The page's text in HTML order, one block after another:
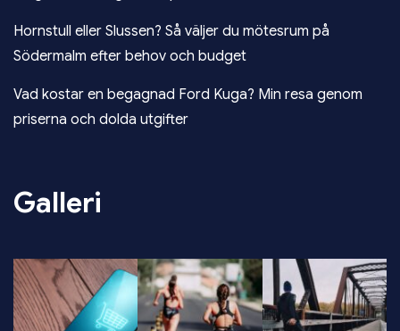
Hornstull eller Slussen? Så väljer du mötesrum på
Södermalm efter behov och budget
Vad kostar en begagnad Ford Kuga? Min resa genom
priserna och dolda utgifter
Galleri